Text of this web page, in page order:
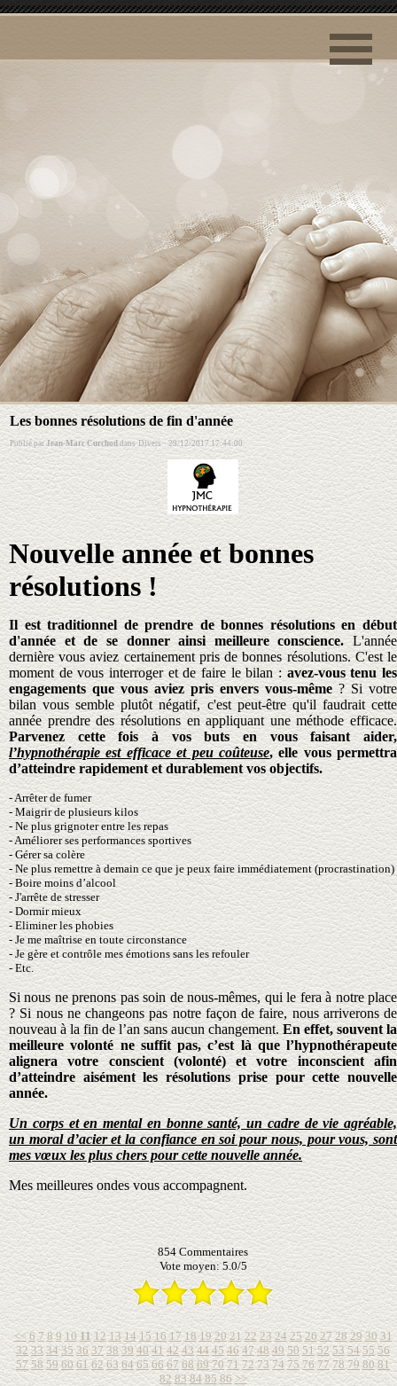
Les bonnes résolutions de fin d'année
Publié parJean-Marc Curchod dansDivers · 29/12/2017 17:44:00
Nouvelle année et bonnes
résolutions !
Il est traditionnel de prendre de bonnes résolutions en début
d'année et de se donner ainsi meilleure conscience.L'année
dernière vous aviez certainement pris de bonnes résolutions. C'est le
moment de vous interroger et de faire le bilan : avez-vous tenu les
engagements que vous aviez pris envers vous-même? Si votre
bilan vous semble plutôt négatif, c'est peut-être qu'il faudrait cette
année prendre des résolutions en appliquant une méthode efficace.
Parvenez cette fois à vos buts en vous faisant aider,
l’hypnothérapie est efficace et peu coûteuse, elle vous permettra
d’atteindre rapidement et durablement vos objectifs.
- Arrêter de fumer
- Maigrir de plusieurs kilos
- Ne plus grignoter entre les repas
- Améliorer ses performances sportives
- Gérer sa colère
- Ne plus remettre à demain ce que je peux faire immédiatement (procrastination)
- Boire moins d’alcool
- J'arrête de stresser
- Dormir mieux
- Eliminer les phobies
- Je me maîtrise en toute circonstance
- Je gère et contrôle mes émotions sans les refouler
- Etc.
Si nous ne prenons pas soin de nous-mêmes, qui le fera à notre place
? Si nous ne changeons pas notre façon de faire, nous arriverons de
nouveau à la fin de l’an sans aucun changement. En effet, souvent la
meilleure volonté ne suffit pas, c’est là que l’hypnothérapeute
alignera votre conscient (volonté) et votre inconscient afin
d’atteindre aisément les résolutions prise pour cette nouvelle
année.
Un corps et en mental en bonne santé, un cadre de vie agréable,
un moral d’acier et la confiance en soi pour nous, pour vous, sont
mes vœux les plus chers pour cette nouvelle année.
Mes meilleures ondes vous accompagnent.
854Commentaires
Vote moyen:5.0/5
<< 6 7 8 9 10 11 12 13 14 15 16 17 18 19 20 21 22 23 24 25 26 27 28 29 30 31
32 33 34 35 36 37 38 39 40 41 42 43 44 45 46 47 48 49 50 51 52 53 54 55 56
57 58 59 60 61 62 63 64 65 66 67 68 69 70 71 72 73 74 75 76 77 78 79 80 81
82 83 84 85 86 >>